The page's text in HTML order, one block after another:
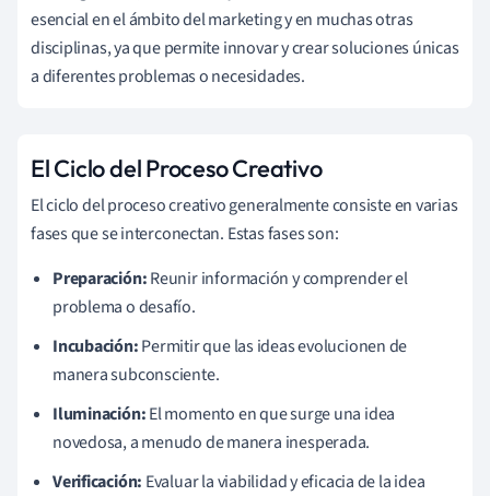
esencial en el ámbito del marketing y en muchas otras
disciplinas, ya que permite innovar y crear soluciones únicas
a diferentes problemas o necesidades.
El Ciclo del Proceso Creativo
El ciclo del proceso creativo generalmente consiste en varias
fases que se interconectan. Estas fases son:
Preparación:Reunir información y comprender el
problema o desafío.
Incubación:Permitir que las ideas evolucionen de
manera subconsciente.
Iluminación:El momento en que surge una idea
novedosa, a menudo de manera inesperada.
Verificación: Evaluar la viabilidad y eficacia de la idea